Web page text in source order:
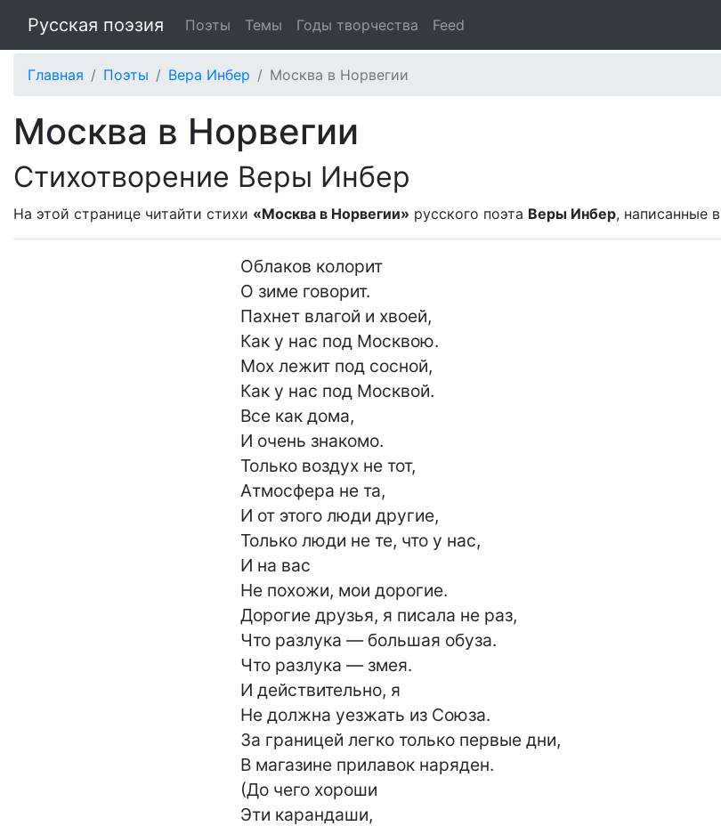
Русская поэзия Поэты Темы Годы творчества Feed
Главная Поэты Вера Инбер Москва в Норвегии
Москва в Норвегии
Стихотворение Веры Инбер
На этой странице читайти стихи «Москва в Норвегии» русского поэта Веры Инбер, написанные в
Облаков колорит
О зиме говорит.
Пахнет влагой и хвоей,
Как у нас под Москвою.
Мох лежит под сосной,
Как у нас под Москвой.
Все как дома,
И очень знакомо.
Только воздух не тот,
Атмосфера не та,
И от этого люди другие,
Только люди не те, что у нас,
И на вас
Не похожи, мои дорогие.
Дорогие друзья, я писала не раз,
Что разлука — большая обуза.
Что разлука — змея.
И действительно, я
Не должна уезжать из Союза.
За границей легко только первые дни,
В магазине прилавок наряден.
(До чего хороши
Эти карандаши,